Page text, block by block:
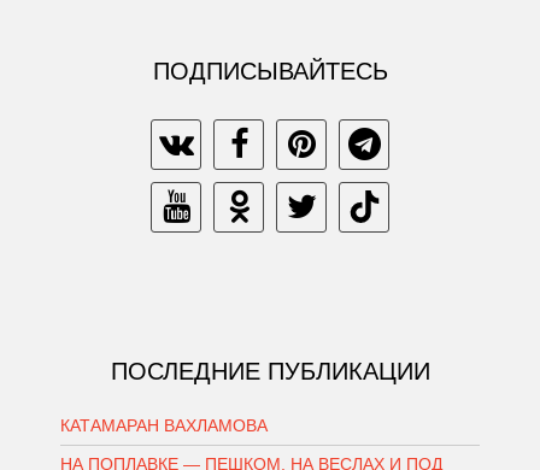
ПОДПИСЫВАЙТЕСЬ
ПОСЛЕДНИЕ ПУБЛИКАЦИИ
КАТАМАРАН ВАХЛАМОВА
НА ПОПЛАВКЕ — ПЕШКОМ, НА ВЕСЛАХ И ПОД